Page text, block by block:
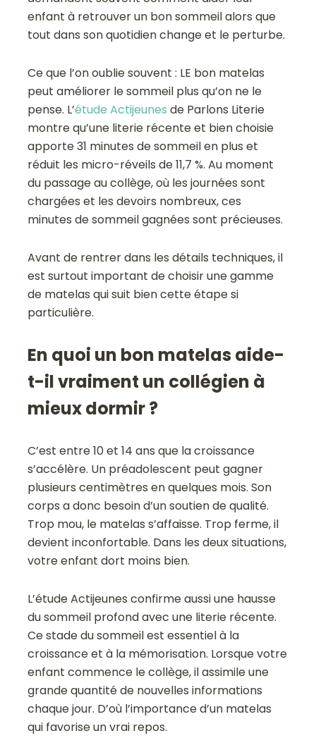
enfant à retrouver un bon sommeil alors que
tout dans son quotidien change et le perturbe.
Ce que l’on oublie souvent : LE bon matelas
peut améliorer le sommeil plus qu’on ne le
pense. L’étude Actijeunes de Parlons Literie
montre qu’une literie récente et bien choisie
apporte 31 minutes de sommeil en plus et
réduit les micro-réveils de 11,7 %. Au moment
du passage au collège, où les journées sont
chargées et les devoirs nombreux, ces
minutes de sommeil gagnées sont précieuses.
Avant de rentrer dans les détails techniques, il
est surtout important de choisir une gamme
de matelas qui suit bien cette étape si
particulière.
En quoi un bon matelas aide-
t-il vraiment un collégien à
mieux dormir ?
C’est entre 10 et 14 ans que la croissance
s’accélère. Un préadolescent peut gagner
plusieurs centimètres en quelques mois. Son
corps a donc besoin d’un soutien de qualité.
Trop mou, le matelas s’affaisse. Trop ferme, il
devient inconfortable. Dans les deux situations,
votre enfant dort moins bien.
L’étude Actijeunes confirme aussi une hausse
du sommeil profond avec une literie récente.
Ce stade du sommeil est essentiel à la
croissance et à la mémorisation. Lorsque votre
enfant commence le collège, il assimile une
grande quantité de nouvelles informations
chaque jour. D’où l’importance d’un matelas
qui favorise un vrai repos.